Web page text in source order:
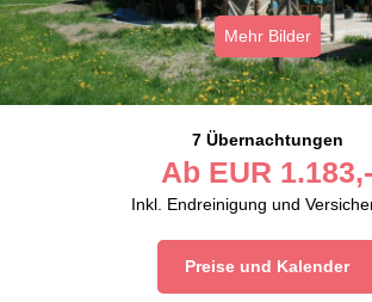
Mehr Bilder
7 Übernachtungen
Ab EUR 1.183,-
Inkl. Endreinigung und
Preise und Kalender